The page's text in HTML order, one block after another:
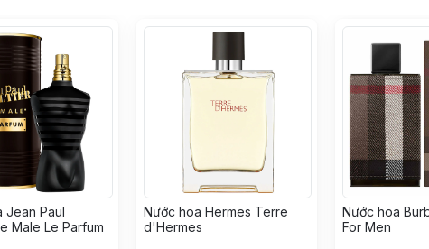
Jean Paul
Male Le Parfum
Nước hoa Hermes Terre
d'Hermes
Nước hoa
For Men